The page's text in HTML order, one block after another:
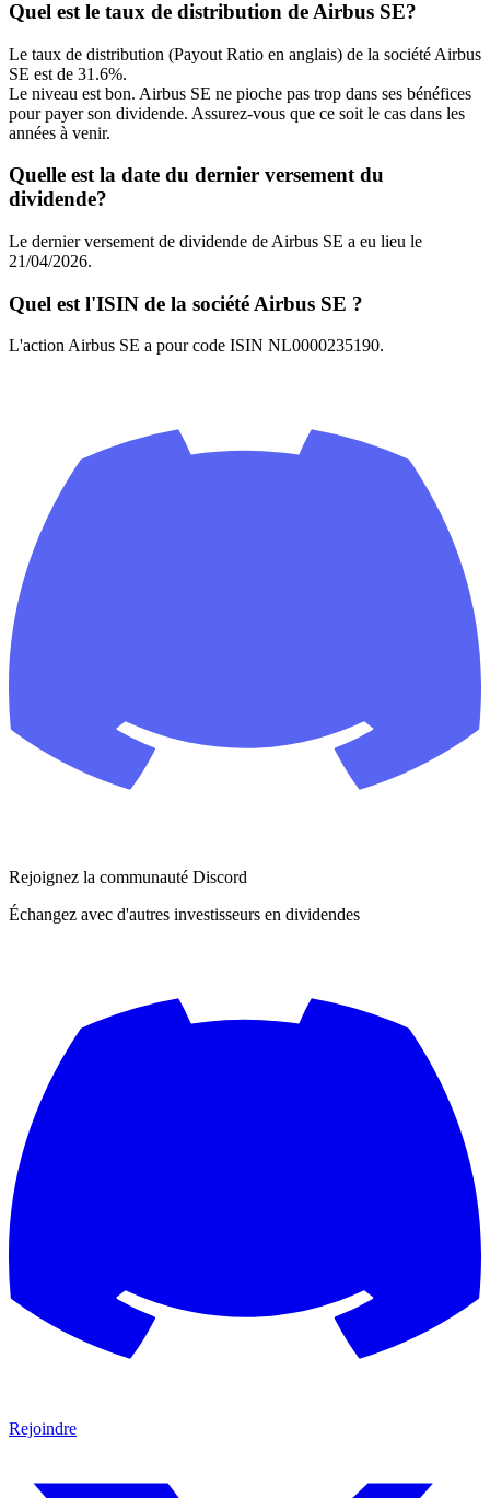
Quel est le taux de distribution de Airbus SE?
Le taux de distribution (Payout Ratio en anglais) de la société Airbus
SE est de 31.6%.
Le niveau est bon. Airbus SE ne pioche pas trop dans ses bénéfices
pour payer son dividende. Assurez-vous que ce soit le cas dans les
années à venir.
Quelle est la date du dernier versement du
dividende?
Le dernier versement de dividende de Airbus SE a eu lieu le
21/04/2026.
Quel est l'ISIN de la société Airbus SE ?
L'action Airbus SE a pour code ISIN NL0000235190.
Rejoignez la communauté Discord
Échangez avec d'autres investisseurs en dividendes
Rejoindre